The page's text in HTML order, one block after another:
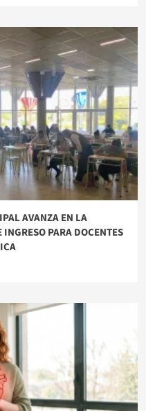
AVANZA EN LA
PARA DOCENTES